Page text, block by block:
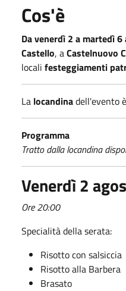
Cos'è
Da venerdì 2 a martedì
Castello, aCastelnuovo
locali festeggiamenti
La locandinadell'evento
Programma
Tratto dalla locandina
Venerdì 2
Ore 20:00
Specialità della serata:
Risotto con salsiccia
Risotto alla Barbera
Brasato